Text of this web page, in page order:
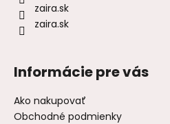
zaira.sk
zaira.sk
Informácie pre vás
Ako nakupovať
Obchodné podmienky